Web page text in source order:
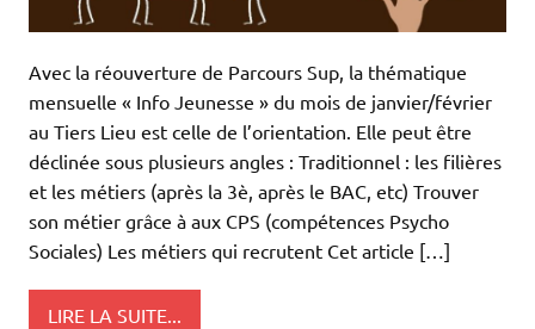
Avec la réouverture de Parcours Sup, la thématique
mensuelle « Info Jeunesse » du mois de janvier/février
au Tiers Lieu est celle de l’orientation. Elle peut être
déclinée sous plusieurs angles : Traditionnel : les filières
et les métiers (après la 3è, après le BAC, etc) Trouver
son métier grâce à aux CPS (compétences Psycho
Sociales) Les métiers qui recrutent Cet article […]
LIRE LA SUITE...